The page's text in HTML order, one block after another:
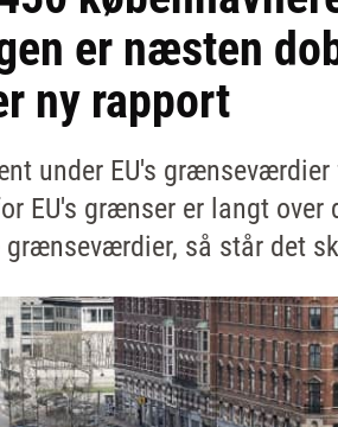
er næsten
ny rapport
under EU's
EU's grænser er langt over
grænseværdier, så står det